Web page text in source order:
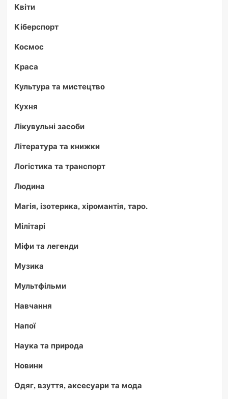
Квіти
Кіберспорт
Космос
Краса
Культура та мистецтво
Кухня
Лікувульні засоби
Література та книжки
Логістика та транспорт
Людина
Магія, ізотерика, хіромантія, таро.
Мілітарі
Міфи та легенди
Музика
Мультфільми
Навчання
Напої
Наука та природа
Новини
Одяг, взуття, аксесуари та мода